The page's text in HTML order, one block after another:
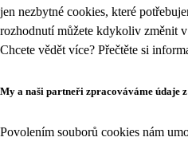
jen nezbytné cookies, které
rozhodnutí můžete kdykoliv změnit v
Chcete vědět více? Přečtěte si
My a naši partneři zpracováváme údaje
Povolením souborů cookies nám